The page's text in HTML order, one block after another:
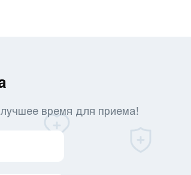
время для приема!